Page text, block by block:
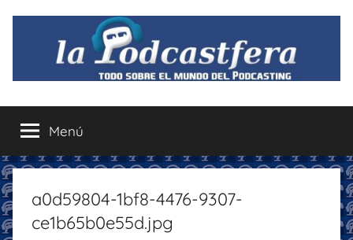
contenido
La
Podcastfera
el
mundo
del
podcasting
recomendaciones
Menú
a0d59804-1bf8-4476-9307-
ce1b65b0e55d.jpg